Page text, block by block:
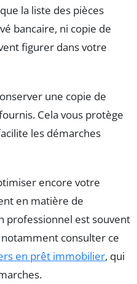
la liste des pièces
bancaire, ni copie de
figurer dans votre
une copie de
Cela vous protège
les démarches
encore votre
en matière de
professionnel est souvent
consulter ce
en prêt immobilier, qui